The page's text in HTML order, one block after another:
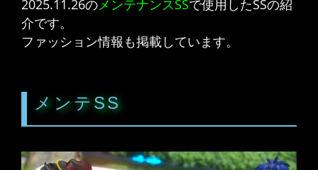
2025.11.26のメンテナンスSSで使用したSSの紹
介です。
ファッション情報も掲載しています。
メンテSS